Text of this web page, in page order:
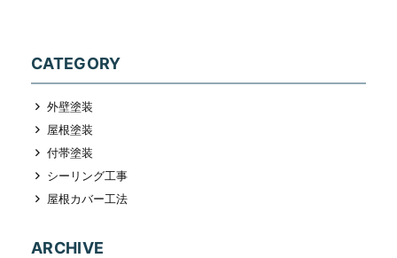
CATEGORY
外壁塗装
屋根塗装
付帯塗装
シーリング工事
屋根カバー工法
ARCHIVE